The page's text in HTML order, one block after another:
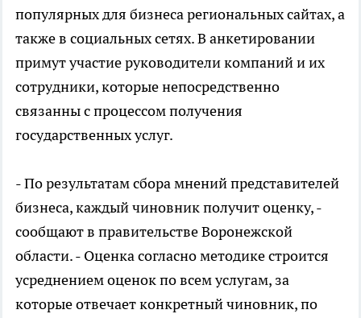
популярных для бизнеса региональных сайтах, а
также в социальных сетях. В анкетировании
примут участие руководители компаний и их
сотрудники, которые непосредственно
связанны с процессом получения
государственных услуг.
- По результатам сбора мнений представителей
бизнеса, каждый чиновник получит оценку, -
сообщают в правительстве Воронежской
области. - Оценка согласно методике строится
усреднением оценок по всем услугам, за
которые отвечает конкретный чиновник, по